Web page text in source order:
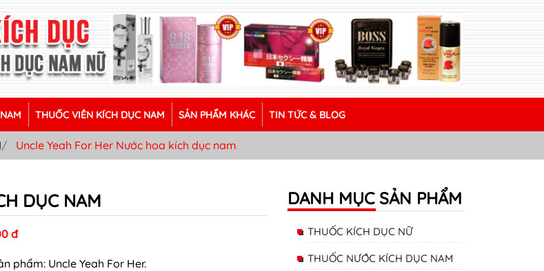
THUỐC VIÊN KÍCH DỤC NAM SẢN PHẨM KHÁC TIN TỨC & BLOG
Uncle Yeah For Her Nước hoa kích dục nam
DỤC NAM
đ
phẩm: Uncle Yeah For Her.
DANH MỤC SẢN PHẨM
THUỐC KÍCH DỤC NỮ
THUỐC NƯỚC KÍCH DỤC NAM